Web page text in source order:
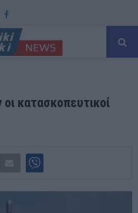
Facebook
κατασκοπευτικοί